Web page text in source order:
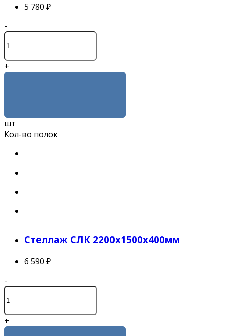
5 780 ₽
-
+
шт
Кол-во полок
Стеллаж СЛК 2200x1500x400мм
6 590 ₽
-
+